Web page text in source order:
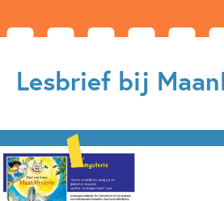
Lesbrief bij